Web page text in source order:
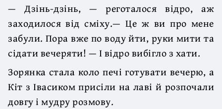
— Дзінь-дзінь, — реготалося відро, аж
заходилося від сміху.— Це ж ви про мене
забули. Пора вже по воду йти, руки мити та
сідати вечеряти! — І відро вибігло з хати.
Зорянка стала коло печі готувати вечерю, а
Кіт з Івасиком присіли на лаві й розпочали
довгу і мудру розмову.